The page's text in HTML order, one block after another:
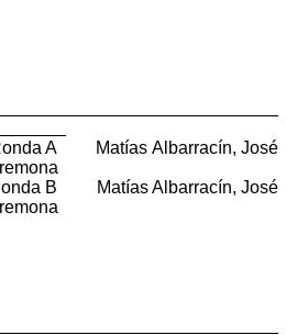
A Matías Albarracín, José
B Matías Albarracín, José